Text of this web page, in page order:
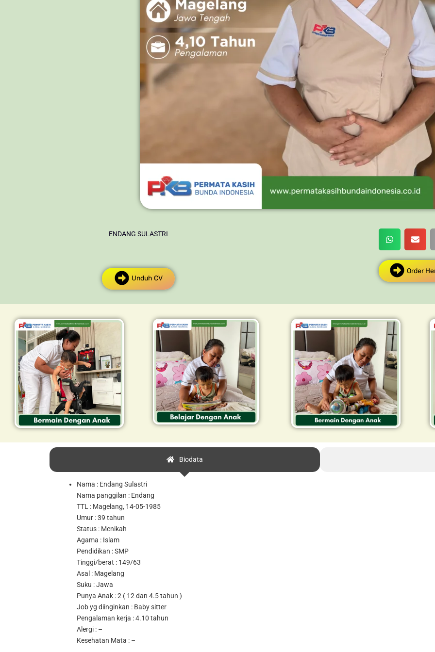
ENDANG SULASTRI
Unduh CV
Order
Biodata
Nama : Endang Sulastri
Nama panggilan : Endang
TTL : Magelang, 14-05-1985
Umur : 39 tahun
Status : Menikah
Agama : Islam
Pendidikan : SMP
Tinggi/berat : 149/63
Asal : Magelang
Suku : Jawa
Punya Anak : 2 ( 12 dan 4.5 tahun )
Job yg diinginkan : Baby sitter
Pengalaman kerja : 4.10 tahun
Alergi : –
Kesehatan Mata : –